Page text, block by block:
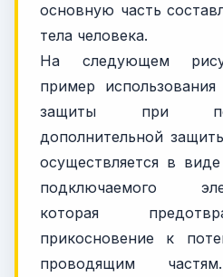
основную часть
тела человека.
На следующем
пример
защиты при
дополнительной
осуществляется в
подключаемого
которая
прикосновение к
проводящим